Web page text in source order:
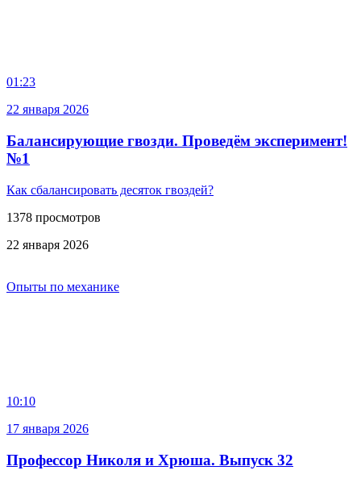
01:23
22 января 2026
Балансирующие гвозди. Проведём эксперимент!
№1
Как сбалансировать десяток гвоздей?
1378 просмотров
22 января 2026
Опыты по механике
10:10
17 января 2026
Профессор Николя и Хрюша. Выпуск 32